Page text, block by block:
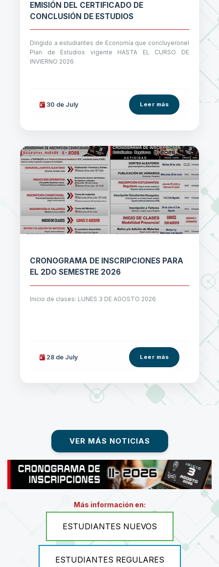
EMISIÓN DEL CERTIFICADO DE
CONCLUSIÓN DE ESTUDIOS
Dirigido a estudiantes de Economía que concluyeronel
Plan de Estudios vigente HASTA EL CURSO DE
INVIERNO 2026
30 de July Leer más
CRONOGRAMA DE INSCRIPCIONES PARA
EL 2DO SEMESTRE 2026
Inicio de clases: LUNES 3 DE AGOSTO 2026
28 de July Leer más
VER MÁS NOTICIAS
Más información en:
ESTUDIANTES NUEVOS
ESTUDIANTES REGULARES